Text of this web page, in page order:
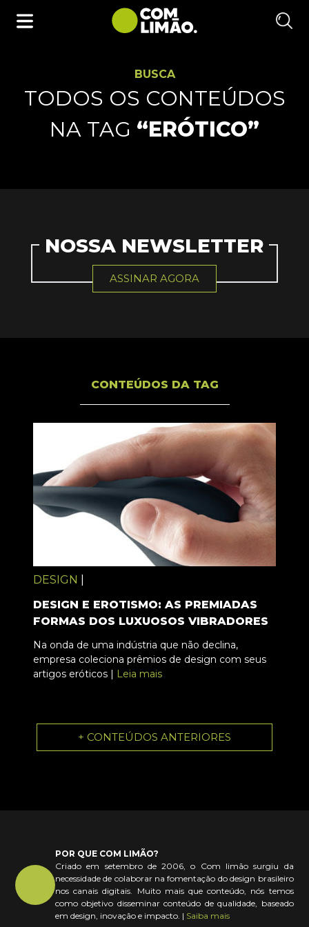
BUSCA
TODOS OS CONTEÚDOS
NA TAG “ERÓTICO”
NOSSA NEWSLETTER
ASSINAR AGORA
CONTEÚDOS DA TAG
DESIGN
DESIGN E EROTISMO: AS PREMIADAS
FORMAS DOS LUXUOSOS VIBRADORES
Na onda de uma indústria que não declina,
empresa coleciona prêmios de design com seus
artigos eróticos | Leia mais
+ CONTEÚDOS ANTERIORES
POR QUE COM LIMÃO?
Criado em setembro de 2006, o Com limão surgiu da
necessidade de colaborar na fomentação do design brasileiro
nos canais digitais. Muito mais que conteúdo, nós temos
como objetivo disseminar conteúdo de qualidade, baseado
em design, inovação e impacto. | Saiba mais